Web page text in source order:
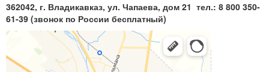
362042, г. Владикавказ, ул. Чапаева, дом 21 тел.: 8 800 350-
61-39 (звонок по России бесплатный)